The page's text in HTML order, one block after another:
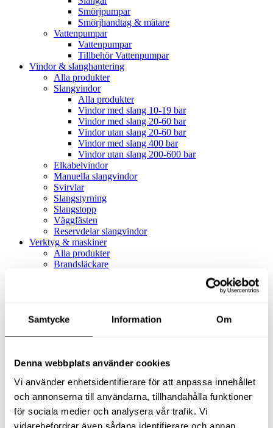
Samtycke Information Om
Denna webbplats använder cookies
Vi använder enhetsidentifierare för att anpassa innehållet
och annonserna till användarna, tillhandahålla funktioner
för sociala medier och analysera vår trafik. Vi
vidarebefordrar även sådana identifierare och annan
Smörjpumpar
Smörjhandtag & mätare
Vattenpumpar
Vattenpumpar
Tillbehör Vattenpumpar
Vindor & slanghantering
Alla produkter
Slangvindor
Alla produkter
Vindor med slang 10-19 bar
Vindor med slang 20-60 bar
Vindor utan slang 20-60 bar
Vindor med slang 400 bar
Vindor utan slang 200-600 bar
Elkabelvindor
Manuella slangvindor
Svirvlar
Slangstyrning
Slangstopp
Väggfästen
Reservdelar slangvindor
Verktyg & maskiner
Alla produkter
Brandsläckare
Alla produkter
Slangfäste
Textil- & Våtdammsugare
Tillbehör Textil- & våtdammsugare
Adaptrar
Dammsugare